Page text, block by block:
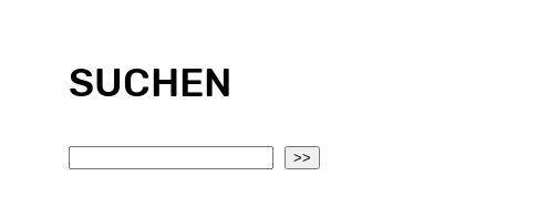
SUCHEN
>>